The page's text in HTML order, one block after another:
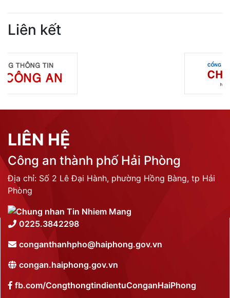
Liên kết
LIÊN HỆ
Công an thành phố Hải Phòng
Địa chỉ: Số 2 Lê Đại Hành, phường Hồng Bàng, tp Hải
Phòng
0225.3842298
conganthanhpho@haiphong.gov.vn
congan.haiphong.gov.vn
fb.com/CongthongtindientuConganHaiPhong